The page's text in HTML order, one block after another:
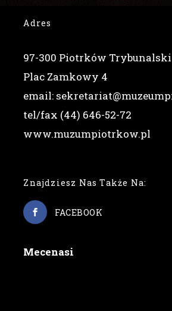
Adres
97-300 Piotrków Trybunalski
Plac Zamkowy 4
email:
tel/fax (44) 646-52-72
www.muzumpiotrkow.pl
Znajdziesz Nas Także Na:
FACEBOOK
Mecenasi